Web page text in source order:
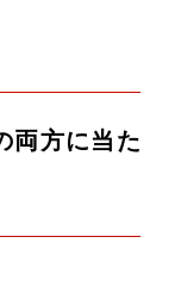
両方に当た